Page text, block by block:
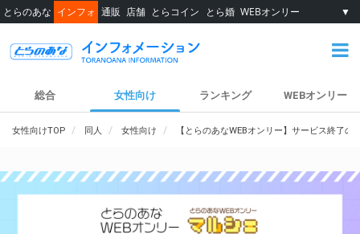
とらのあな インフォ 通販 店舗 とらコイン とら婚 WEBオンリー ▼
総合 女性向け ランキング WEBオンリー
女性向けTOP 同人 女性向け 【とらのあなWEBオンリー】サービス終了の